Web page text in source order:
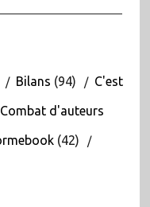
Bilans (94) C'est
Combat d'auteurs
(42)